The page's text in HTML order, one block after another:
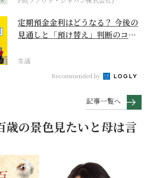
定期預金金利はどうなる？ 今後の
見通しと「預け替え」判断のコツ
生活
Recommended by
記事一覧へ
歳の景色見たいと母は言